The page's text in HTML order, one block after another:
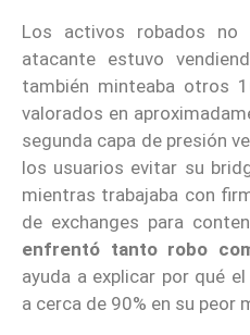
Los activos robados no
atacante estuvo
también minteaba otros
valorados en
segunda capa de presión
los usuarios evitar su
mientras trabajaba con
de exchanges para
enfrentó tanto robo
ayuda a explicar por qué
a cerca de 90% en su peor